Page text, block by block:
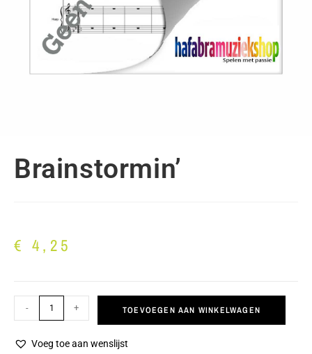
Brainstormin’
€ 4,25
- + TOEVOEGEN AAN WINKELWAGEN
Voeg toe aan wenslijst